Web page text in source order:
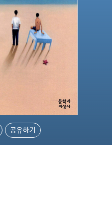
공유하기